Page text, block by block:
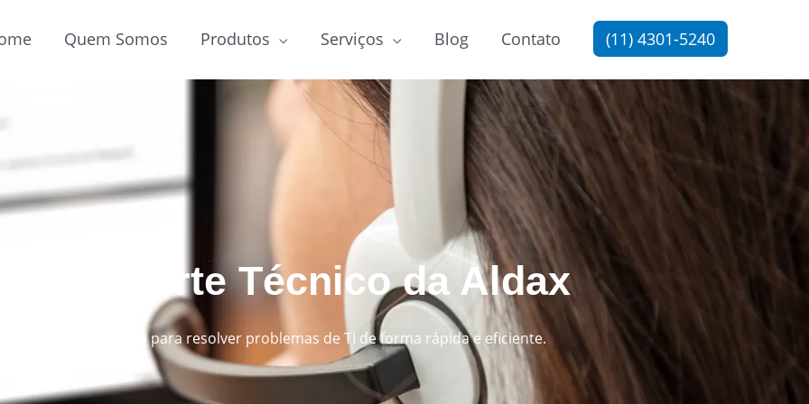
Quem Somos Produtos Serviços Blog Contato (11) 4301-5240
de Suporte Técnico da Aldax
técnico especializado para resolver problemas de TI de forma rápida e eficiente.